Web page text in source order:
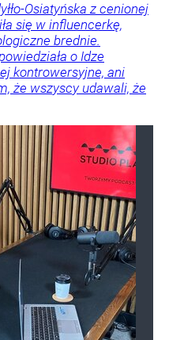
Osiatyńska z cenionej
się w influencerkę,
brednie.
o Idze
kontrowersyjne, ani
że wszyscy udawali, że